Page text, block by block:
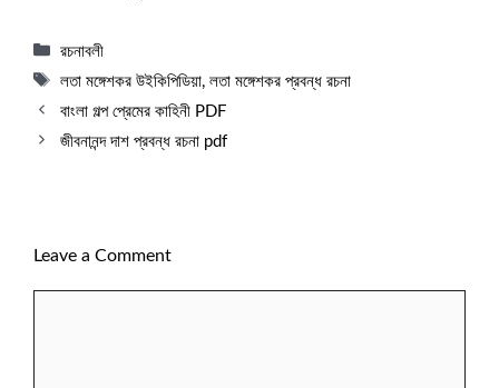
Categories
রচনাবলী
Tags
লতা মঙ্গেশকর উইকিপিডিয়া, লতা মঙ্গেশকর প্রবন্ধ রচনা
বাংলা গল্প প্রেমের কাহিনী PDF
জীবনানন্দ দাশ প্রবন্ধ রচনা pdf
Leave a Comment